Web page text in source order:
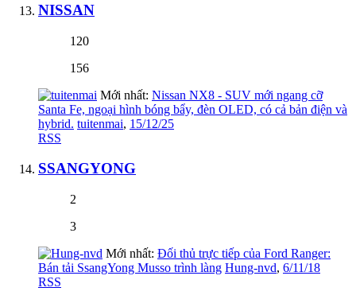
NISSAN
120
156
Mới nhất: Nissan NX8 - SUV mới ngang cỡ
Santa Fe, ngoại hình bóng bẩy, đèn OLED, có cả bản điện và
hybrid. tuitenmai, 15/12/25
RSS
SSANGYONG
2
3
Mới nhất: Đối thủ trực tiếp của Ford Ranger:
Bán tải SsangYong Musso trình làng Hung-nvd, 6/11/18
RSS